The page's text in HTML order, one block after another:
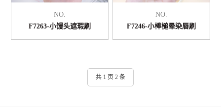
NO.
F7263-小馒头遮瑕刷
NO.
F7246-小棒槌晕染唇刷
共 1 页 2 条